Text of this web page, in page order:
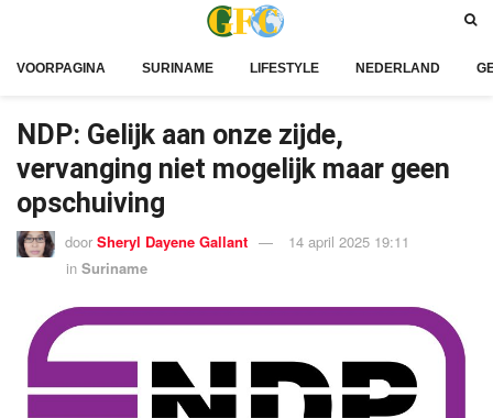
VOORPAGINA SURINAME LIFESTYLE NEDERLAND
NDP: Gelijk aan onze zijde,
vervanging niet mogelijk maar geen
opschuiving
door Sheryl Dayene Gallant
14 april 2025 19:11
in Suriname